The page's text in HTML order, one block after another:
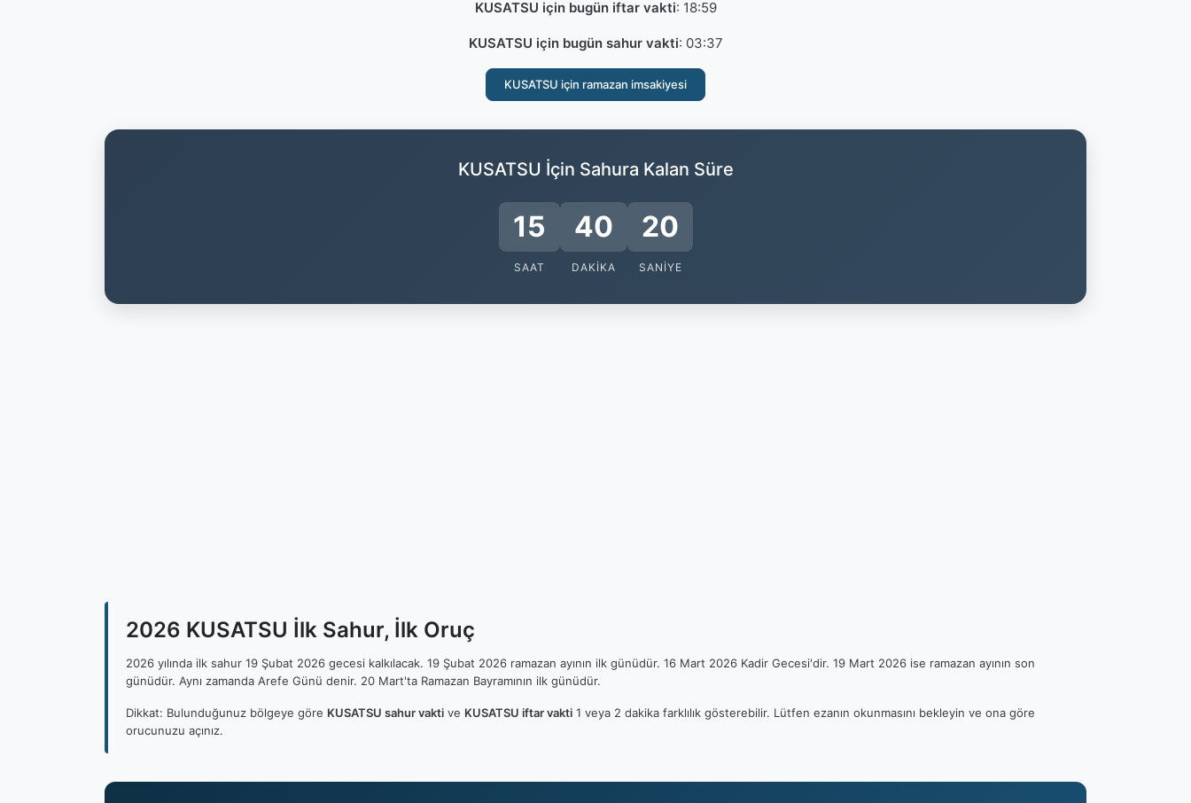
KUSATSU için bugün iftar vakti: 18:59
KUSATSU için bugün sahur vakti: 03:37
KUSATSU için ramazan imsakiyesi
KUSATSU İçin Sahura Kalan Süre
15
SAAT
40
DAKIKA
19
SANIYE
2026 KUSATSU İlk Sahur, İlk Oruç
2026 yılında ilk sahur 19 Şubat 2026 gecesi kalkılacak. 19 Şubat 2026 ramazan ayının ilk günüdür. 16 Mart 2026 Kadir Gecesi'dir. 19 Mart 2026 ise ramazan ayının son
günüdür. Aynı zamanda Arefe Günü denir. 20 Mart'ta Ramazan Bayramının ilk günüdür.
Dikkat: Bulunduğunuz bölgeye göre KUSATSU sahur vakti ve KUSATSU iftar vakti 1 veya 2 dakika farklılık gösterebilir. Lütfen ezanın okunmasını bekleyin ve ona göre
orucunuzu açınız.